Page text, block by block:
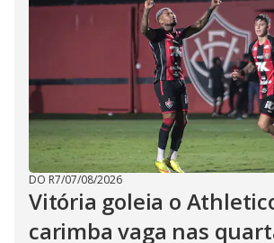
DO R7/07/08/2026
Vitória goleia o
carimba vaga nas